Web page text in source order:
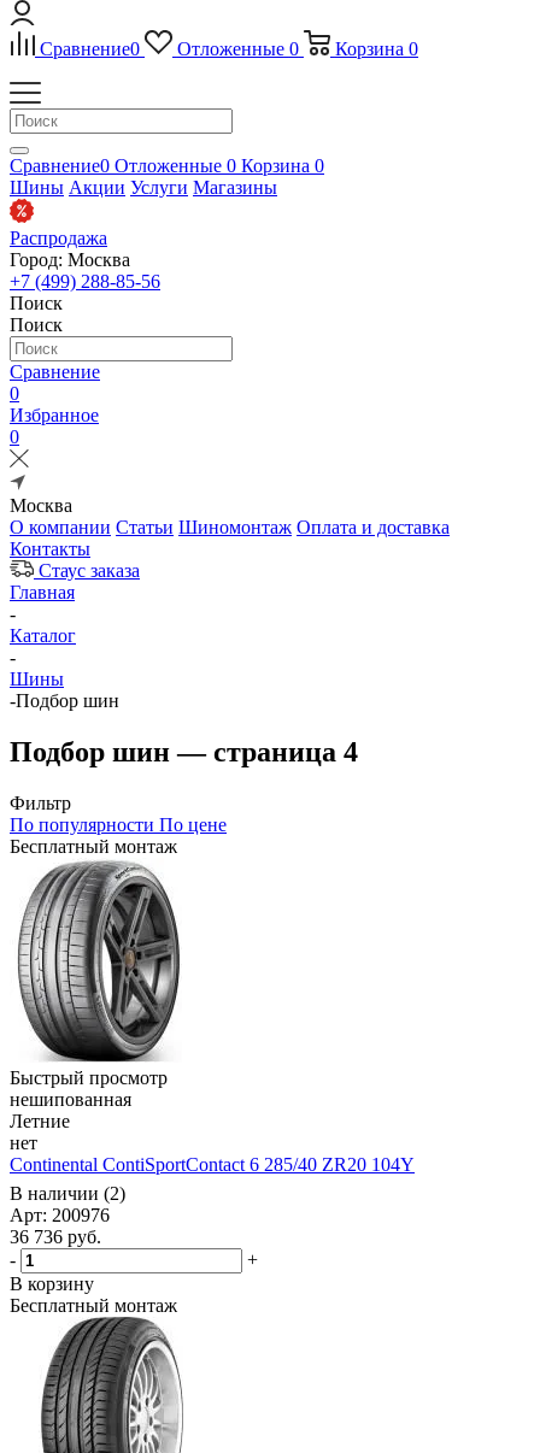
Сравнение0 Отложенные 0 Корзина 0
Сравнение0 Отложенные 0 Корзина 0
Шины Акции Услуги Магазины
Распродажа
Город: Москва
+7 (499) 288-85-56
Поиск
Поиск
Сравнение
0
Избранное
0
Москва
О компании Статьи Шиномонтаж Оплата и доставка
Контакты
Стаус заказа
Главная
-
Каталог
-
Шины
-Подбор шин
Подбор шин — страница 4
Фильтр
По популярности По цене
Бесплатный монтаж
Быстрый просмотр
нешипованная
Летние
нет
Continental ContiSportContact 6 285/40 ZR20 104Y
В наличии (2)
Арт: 200976
36 736 руб.
-
+
В корзину
Бесплатный монтаж